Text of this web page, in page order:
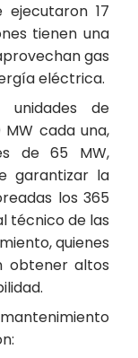
ejecutaron 17
tienen una
gas
eléctrica.
de
cada una,
de 65 MW,
garantizar la
los 365
técnico de las
quienes
obtener altos